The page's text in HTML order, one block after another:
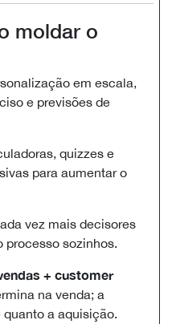
moldar o
em escala,
e previsões de
quizzes e
para aumentar o
vez mais decisores
processo sozinhos.
+ customer
na venda; a
a aquisição.